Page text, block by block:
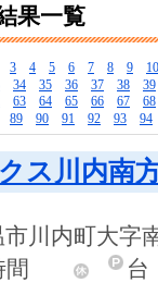
果一覧
3 4 5 6 7 8 9
10
34 35 36 37 38
39
63 64 65 66 67
68
89
90 91 92 93 94
ス川内南
市川内町大字
間
台